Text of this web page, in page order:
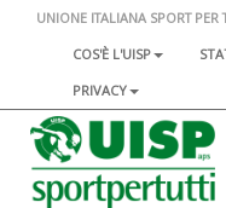
UNIONE ITALIANA SPORT PER
COS'È L'UISP
PRIVACY